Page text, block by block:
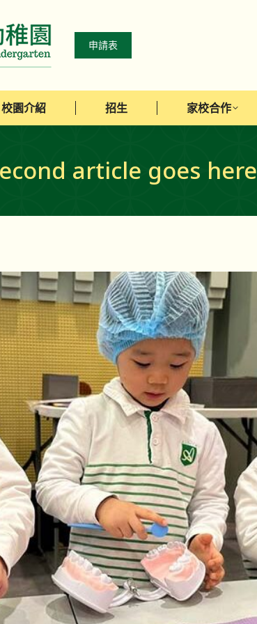
申請表
校園介紹 招生 家校合作
article goes here
校園介紹